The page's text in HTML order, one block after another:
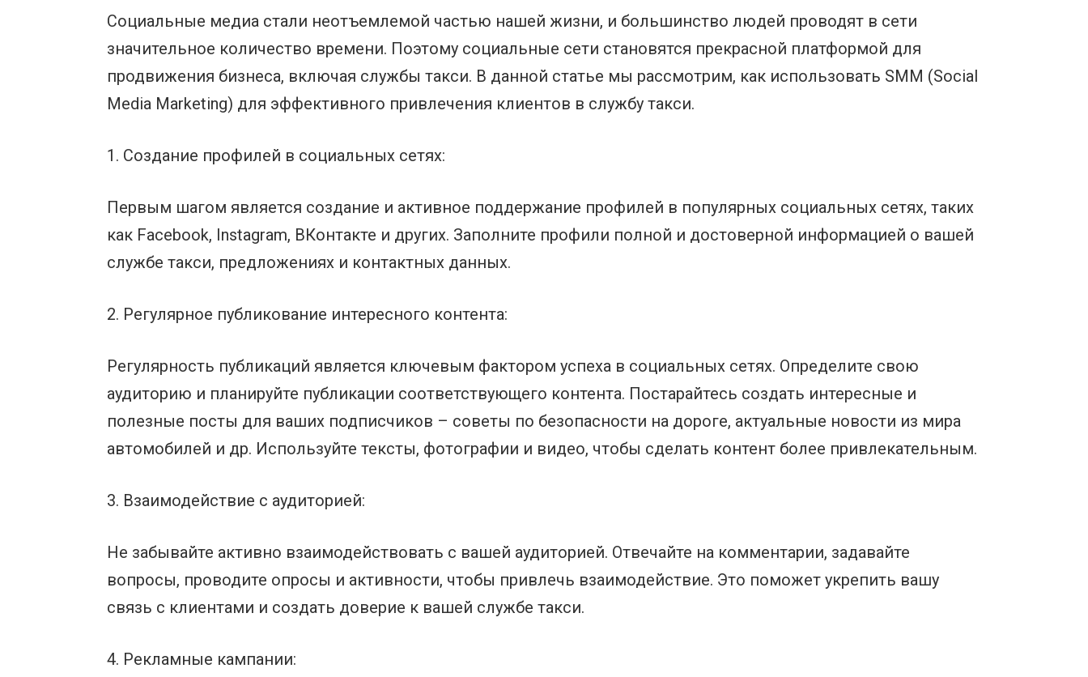
Социальные медиа стали неотъемлемой частью нашей жизни, и большинство людей проводят в сети
значительное количество времени. Поэтому социальные сети становятся прекрасной платформой для
продвижения бизнеса, включая службы такси. В данной статье мы рассмотрим, как использовать SMM (Social
Media Marketing) для эффективного привлечения клиентов в службу такси.
1. Создание профилей в социальных сетях:
Первым шагом является создание и активное поддержание профилей в популярных социальных сетях, таких
как Facebook, Instagram, ВКонтакте и других. Заполните профили полной и достоверной информацией о вашей
службе такси, предложениях и контактных данных.
2. Регулярное публикование интересного контента:
Регулярность публикаций является ключевым фактором успеха в социальных сетях. Определите свою
аудиторию и планируйте публикации соответствующего контента. Постарайтесь создать интересные и
полезные посты для ваших подписчиков – советы по безопасности на дороге, актуальные новости из мира
автомобилей и др. Используйте тексты, фотографии и видео, чтобы сделать контент более привлекательным.
3. Взаимодействие с аудиторией:
Не забывайте активно взаимодействовать с вашей аудиторией. Отвечайте на комментарии, задавайте
вопросы, проводите опросы и активности, чтобы привлечь взаимодействие. Это поможет укрепить вашу
связь с клиентами и создать доверие к вашей службе такси.
4. Рекламные кампании: